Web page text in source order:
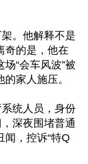
。他解释不是
奇的是，他在
“会车风波”被
家人施压。
统人员，身份
深夜围堵普通
闻，控诉“特Q